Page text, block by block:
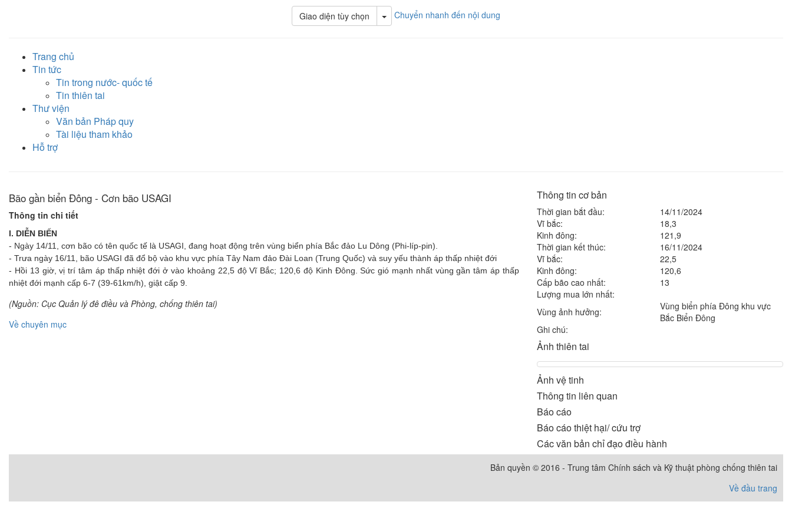
Giao diện tùy chọn Toggle Dropdown
Chuyển nhanh đến nội dung
Trang chủ
Tin tức
Tin trong nước- quốc tế
Tin thiên tai
Thư viện
Văn bản Pháp quy
Tài liệu tham khảo
Hỗ trợ
Bão gần biển Đông - Cơn bão USAGI
Thông tin chi tiết
I. DIỄN BIẾN
- Ngày 14/11, cơn bão có tên quốc tế là USAGI, đang hoạt động trên vùng biển phía Bắc đảo Lu Dông (Phi-líp-pin).
- Trưa ngày 16/11, bão USAGI đã đổ bộ vào khu vực phía Tây Nam đảo Đài Loan (Trung Quốc) và suy yếu thành áp thấp nhiệt đới
- Hồi 13 giờ, vị trí tâm áp thấp nhiệt đới ở vào khoảng 22,5 độ Vĩ Bắc; 120,6 độ Kinh Đông. Sức gió mạnh nhất vùng gần tâm áp thấp
nhiệt đới mạnh cấp 6-7 (39-61km/h), giật cấp 9.
(Nguồn: Cục Quản lý đê điều và Phòng, chống thiên tai)
Về chuyên mục
Thông tin cơ bản
Thời gian bắt đầu:
14/11/2024
Vĩ bắc:
18,3
Kinh đông:
121,9
Thời gian kết thúc:
16/11/2024
Vĩ bắc:
22,5
Kinh đông:
120,6
Cấp bão cao nhất:
13
Lượng mua lớn nhất:
Vùng ảnh hưởng:
Vùng biển phía Đông khu vực
Bắc Biển Đông
Ghi chú:
Ảnh thiên tai
Ảnh vệ tinh
Thông tin liên quan
Báo cáo
Báo cáo thiệt hại/ cứu trợ
Các văn bản chỉ đạo điều hành
Bản quyền © 2016 - Trung tâm Chính sách và Kỹ thuật phòng chống thiên tai
Về đầu trang